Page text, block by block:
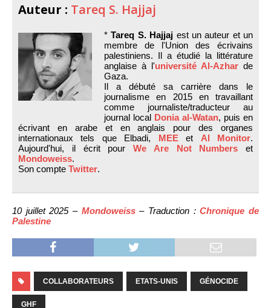
Auteur : Tareq S. Hajjaj
*Tareq S. Hajjaj est un auteur et un
membre de l'Union des écrivains
palestiniens. Il a étudié la littérature
anglaise à l'université Al-Azhar de
Gaza.
Il a débuté sa carrière dans le
journalisme en 2015 en travaillant
comme journaliste/traducteur au
journal local Donia al-Watan, puis en
écrivant en arabe et en anglais pour des organes
internationaux tels que Elbadi, MEEet Al Monitor.
Aujourd'hui, il écrit pour We Are Not Numbers et
Mondoweiss.
Son compte Twitter.
10 juillet 2025 – Mondoweiss– Traduction :Chronique de
Palestine
COLLABORATEURS ETATS-UNIS GÉNOCIDE
GHF